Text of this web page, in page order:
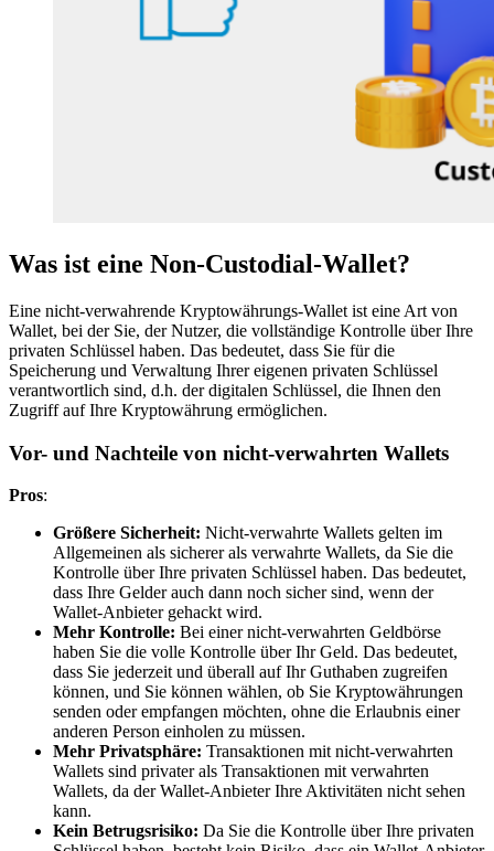
Was ist eine Non-Custodial-Wallet?
Eine nicht-verwahrende Kryptowährungs-Wallet ist eine Art von
Wallet, bei der Sie, der Nutzer, die vollständige Kontrolle über Ihre
privaten Schlüssel haben. Das bedeutet, dass Sie für die
Speicherung und Verwaltung Ihrer eigenen privaten Schlüssel
verantwortlich sind, d.h. der digitalen Schlüssel, die Ihnen den
Zugriff auf Ihre Kryptowährung ermöglichen.
Vor- und Nachteile von nicht-verwahrten Wallets
Pros:
Größere Sicherheit: Nicht-verwahrte Wallets gelten im
Allgemeinen als sicherer als verwahrte Wallets, da Sie die
Kontrolle über Ihre privaten Schlüssel haben. Das bedeutet,
dass Ihre Gelder auch dann noch sicher sind, wenn der
Wallet-Anbieter gehackt wird.
Mehr Kontrolle: Bei einer nicht-verwahrten Geldbörse
haben Sie die volle Kontrolle über Ihr Geld. Das bedeutet,
dass Sie jederzeit und überall auf Ihr Guthaben zugreifen
können, und Sie können wählen, ob Sie Kryptowährungen
senden oder empfangen möchten, ohne die Erlaubnis einer
anderen Person einholen zu müssen.
Mehr Privatsphäre: Transaktionen mit nicht-verwahrten
Wallets sind privater als Transaktionen mit verwahrten
Wallets, da der Wallet-Anbieter Ihre Aktivitäten nicht sehen
kann.
Kein Betrugsrisiko: Da Sie die Kontrolle über Ihre privaten